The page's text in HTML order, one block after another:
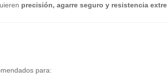
precisión, agarre seguro y resistencia
para: